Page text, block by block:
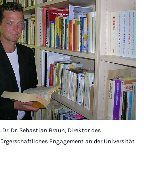
Dr. Dr. Sebastian Braun, Direktor des
Engagement an der Universität